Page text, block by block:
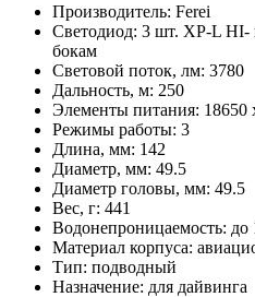
Производитель: Ferei
Светодиод: 3 шт. XP-L HI-
бокам
Световой поток, лм: 3780
Дальность, м: 250
Элементы питания: 18650
Режимы работы: 3
Длина, мм: 142
Диаметр, мм: 49.5
Диаметр головы, мм: 49.5
Вес, г: 441
Водонепроницаемость: до
Материал корпуса:
Тип: подводный
Назначение: для дайвинга